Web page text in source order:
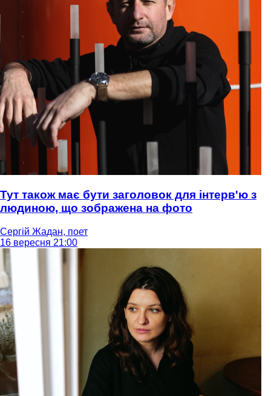
Тут також має бути заголовок для інтерв'ю з
людиною, що зображена на фото
Сергій Жадан, поет
16 вересня 21:00